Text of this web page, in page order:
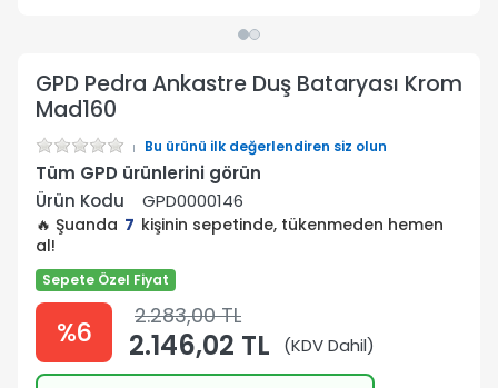
GPD Pedra Ankastre Duş Bataryası Krom
Mad160
Bu ürünü ilk değerlendiren siz olun
Tüm GPD ürünlerini görün
Ürün Kodu
GPD0000146
🔥 Şuanda 7 kişinin sepetinde, tükenmeden hemen
al!
Sepete Özel Fiyat
%6 2.283,00 TL
2.146,02 TL (KDV Dahil)